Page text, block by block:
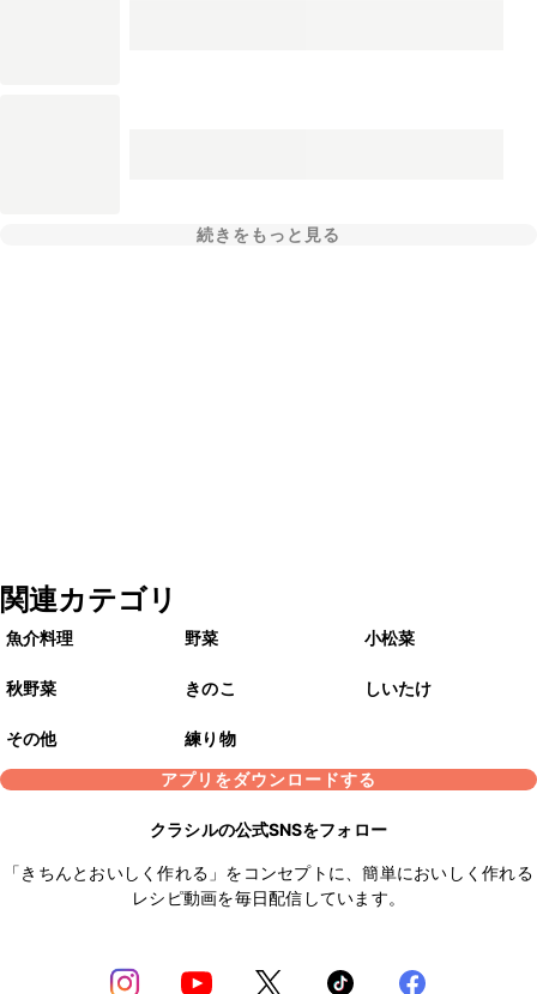
続きをもっと見る
関連カテゴリ
魚介料理 野菜 小松菜
秋野菜 きのこ しいたけ
その他
練り物
アプリをダウンロードする
クラシルの公式SNSをフォロー
「きちんとおいしく作れる」をコンセプトに、簡単においしく作れる
レシピ動画を毎日配信しています。